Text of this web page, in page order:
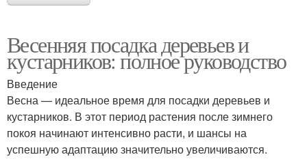
Весенняя посадка деревьев и
кустарников: полное руководство
Введение
Весна — идеальное время для посадки деревьев и
кустарников. В этот период растения после зимнего
покоя начинают интенсивно расти, и шансы на
успешную адаптацию значительно увеличиваются.